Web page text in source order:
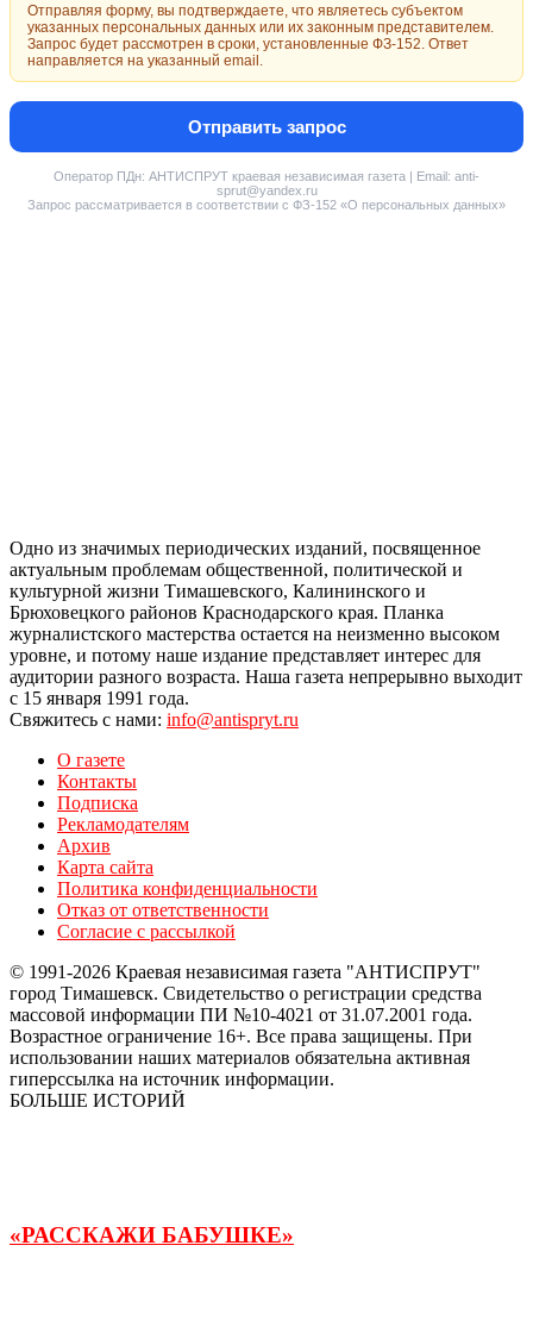
Отправляя форму, вы подтверждаете, что являетесь субъектом
указанных персональных данных или их законным представителем.
Запрос будет рассмотрен в сроки, установленные ФЗ-152. Ответ
направляется на указанный email.
Отправить запрос
Оператор ПДн: АНТИСПРУТ краевая независимая газета | Email: anti-
sprut@yandex.ru
Запрос рассматривается в соответствии с ФЗ-152 «О персональных данных»
Одно из значимых периодических изданий, посвященное
актуальным проблемам общественной, политической и
культурной жизни Тимашевского, Калининского и
Брюховецкого районов Краснодарского края. Планка
журналистского мастерства остается на неизменно высоком
уровне, и потому наше издание представляет интерес для
аудитории разного возраста. Наша газета непрерывно выходит
с 15 января 1991 года.
Свяжитесь с нами: info@antispryt.ru
О газете
Контакты
Подписка
Рекламодателям
Архив
Карта сайта
Политика конфиденциальности
Отказ от ответственности
Согласие с рассылкой
© 1991-2026 Краевая независимая газета "АНТИСПРУТ"
город Тимашевск. Свидетельство о регистрации средства
массовой информации ПИ №10-4021 от 31.07.2001 года.
Возрастное ограничение 16+. Все права защищены. При
использовании наших материалов обязательна активная
гиперссылка на источник информации.
БОЛЬШЕ ИСТОРИЙ
«РАССКАЖИ БАБУШКЕ»